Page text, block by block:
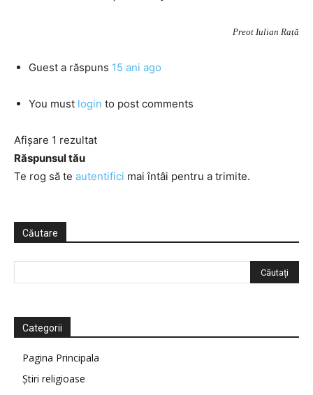
Preot Iulian Rață
Guest a răspuns 15 ani ago
You must login to post comments
Afișare 1 rezultat
Răspunsul tău
Te rog să te autentifici mai întâi pentru a trimite.
Căutare
Categorii
Pagina Principala
Știri religioase